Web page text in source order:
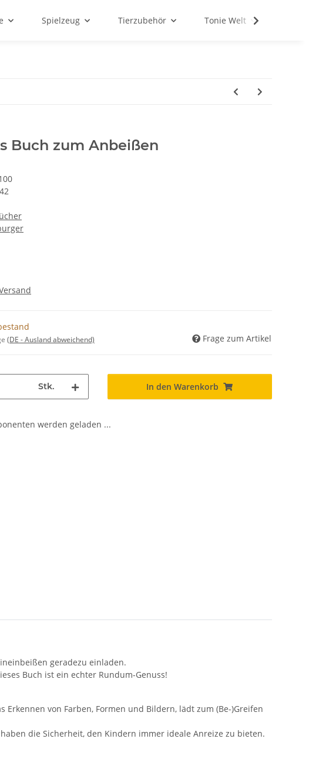
Spielzeug Tierzubehör Tonie Welt
Buch zum Anbeißen
(DE - Ausland abweichend) Frage zum Artikel
Stk. In den Warenkorb
werden geladen ...
geradezu einladen.
Buch ist ein echter Rundum-Genuss!
von Farben, Formen und Bildern, lädt zum (Be-)Greifen
die Sicherheit, den Kindern immer ideale Anreize zu bieten.